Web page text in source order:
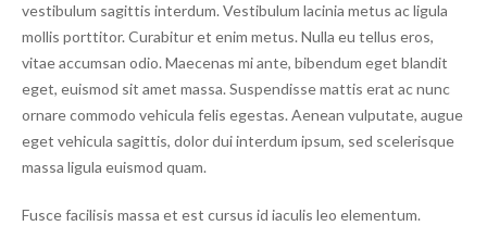
vestibulum sagittis interdum. Vestibulum lacinia metus ac ligula
mollis porttitor. Curabitur et enim metus. Nulla eu tellus eros,
vitae accumsan odio. Maecenas mi ante, bibendum eget blandit
eget, euismod sit amet massa. Suspendisse mattis erat ac nunc
ornare commodo vehicula felis egestas. Aenean vulputate, augue
eget vehicula sagittis, dolor dui interdum ipsum, sed scelerisque
massa ligula euismod quam.
Fusce facilisis massa et est cursus id iaculis leo elementum.